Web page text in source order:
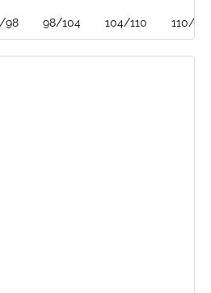
98 98/104 104/110 110/116